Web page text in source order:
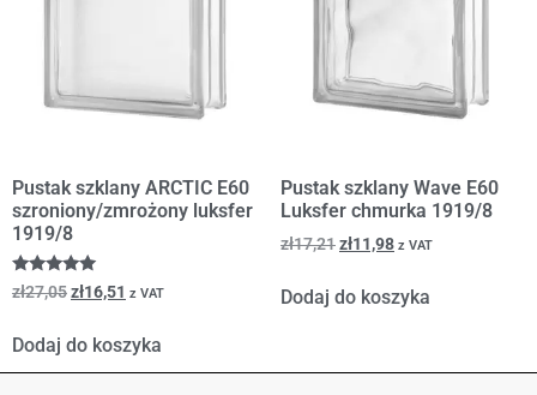
Pustak szklany ARCTIC E60
szroniony/zmrożony luksfer
1919/8
Oceniono
5.00
zł27,05zł16,51 z VAT
Dodaj do koszyka
Pustak szklany Wave E60
Luksfer chmurka 1919/8
zł17,21zł11,98 z VAT
Dodaj do koszyka